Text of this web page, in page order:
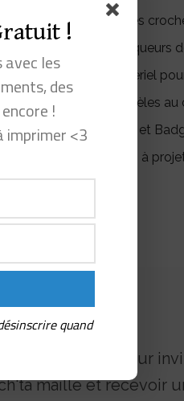
Livres
Marqueurs
Matériel
Modèles
Pin's et
Sacs à
(26)
de référence pour
maille et recevoir
!
avec les
des
!
imprimer <3
quand